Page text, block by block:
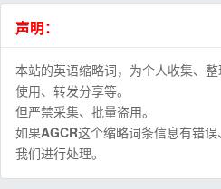
声明：
本站的英语缩略词，为个人收集、整
使用、转发分享等。
但严禁采集、批量盗用。
如果AGCR这个缩略词条信息有错
我们进行处理。